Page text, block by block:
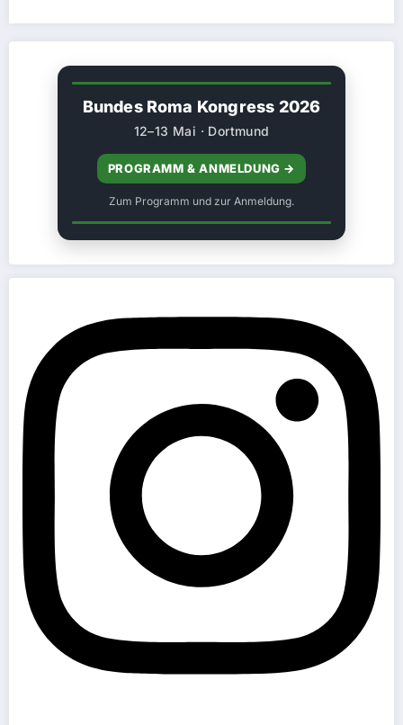
Bundes Roma Kongress 2026
12–13 Mai · Dortmund
PROGRAMM & ANMELDUNG →
Zum Programm und zur Anmeldung.